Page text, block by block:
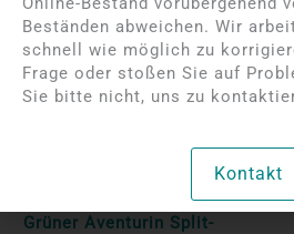
Grüner Aventurin Split-
Beständen abweichen. Wir
schnell wie möglich zu
Frage oder stoßen Sie auf
Sie bitte nicht, uns zu
Kontakt